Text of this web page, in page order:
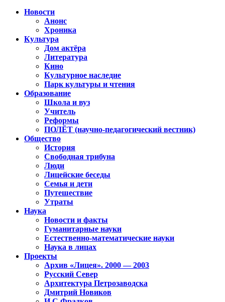
Новости
Анонс
Хроника
Культура
Дом актёра
Литература
Кино
Культурное наследие
Парк культуры и чтения
Образование
Школа и вуз
Учитель
Реформы
ПОЛЁТ (научно-педагогический вестник)
Общество
История
Свободная трибуна
Люди
Лицейские беседы
Семья и дети
Путешествие
Утраты
Наука
Новости и факты
Гуманитарные науки
Естественно-математические науки
Наука в лицах
Проекты
Архив «Лицея». 2000 — 2003
Русский Север
Архитектура Петрозаводска
Дмитрий Новиков